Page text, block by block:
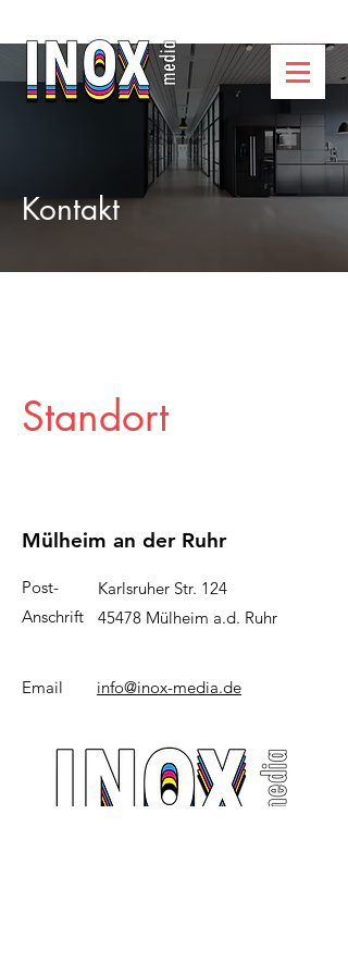
Kontakt
Standort
Mülheim an der Ruhr
Post-
Anschrift
Karlsruher Str. 124
45478 Mülheim a.d. Ruhr
Email info@inox-media.de